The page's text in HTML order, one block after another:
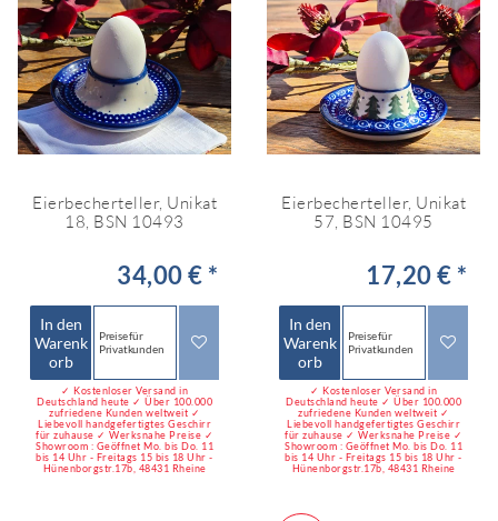
Eierbecherteller, Unikat
18, BSN 10493
34,00 € *
In den
Warenk
orb
Preise für
Privatkunden
✓ Kostenloser Versand in
Deutschland heute ✓ Über 100.000
zufriedene Kunden weltweit ✓
Liebevoll handgefertigtes Geschirr
für zuhause ✓ Werksnahe Preise ✓
Showroom : Geöffnet Mo. bis Do. 11
bis 14 Uhr - Freitags 15 bis 18 Uhr -
Hünenborgstr.17b, 48431 Rheine
Eierbecherteller, Unikat
57, BSN 10495
17,20 € *
In den
Warenk
orb
Preise für
Privatkunden
✓ Kostenloser Versand in
Deutschland heute ✓ Über 100.000
zufriedene Kunden weltweit ✓
Liebevoll handgefertigtes Geschirr
für zuhause ✓ Werksnahe Preise ✓
Showroom : Geöffnet Mo. bis Do. 11
bis 14 Uhr - Freitags 15 bis 18 Uhr -
Hünenborgstr.17b, 48431 Rheine